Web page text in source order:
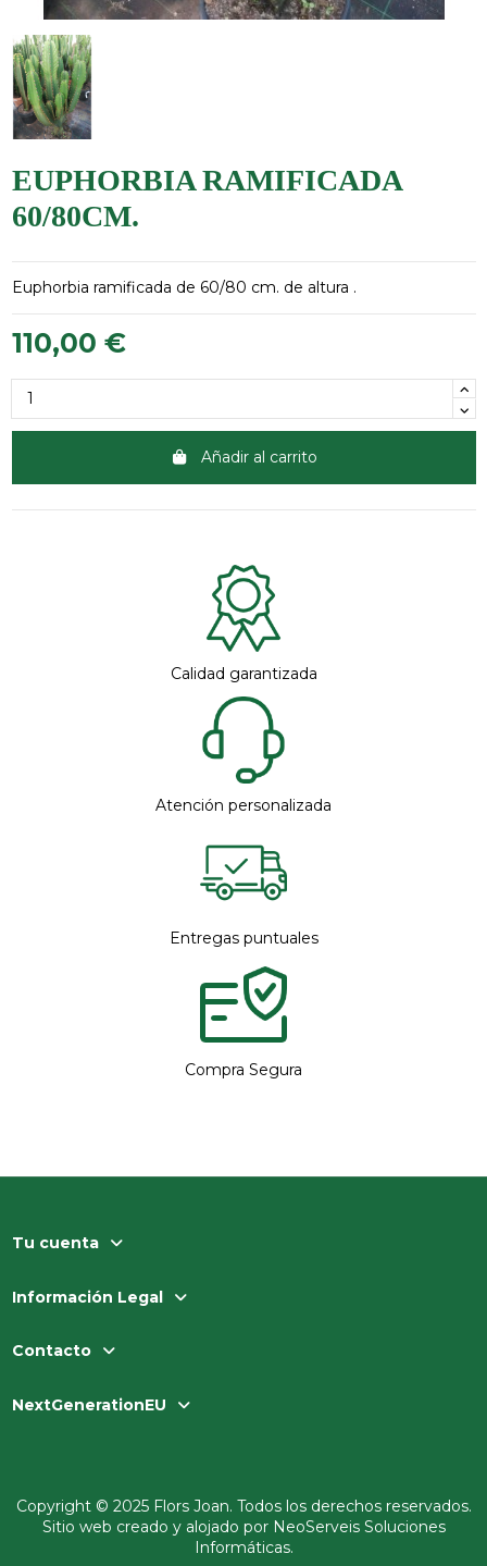
EUPHORBIA RAMIFICADA
60/80CM.
Euphorbia ramificada de 60/80 cm. de altura .
110,00 €
Añadir al carrito
Calidad garantizada
Atención personalizada
Entregas puntuales
Compra Segura
Tu cuenta
Información Legal
Contacto
NextGenerationEU
Copyright © 2025 Flors Joan. Todos los derechos reservados.
Sitio web creado y alojado por NeoServeis Soluciones
Informáticas.